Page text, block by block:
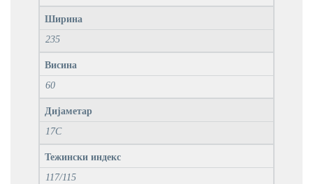
Ширина
235
Висина
60
Дијаметар
17C
Тежински индекс
117/115